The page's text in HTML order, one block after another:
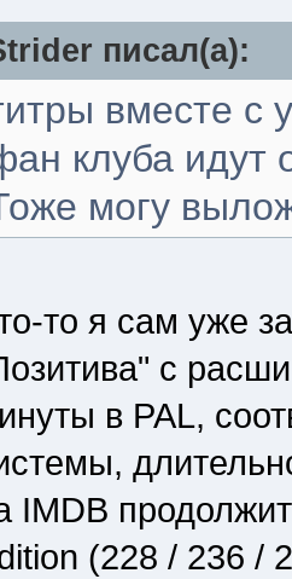
писал(a):
вместе с
клуба идут
могу
то я сам уже
с
в PAL,
IMDB
(228 / 236 /